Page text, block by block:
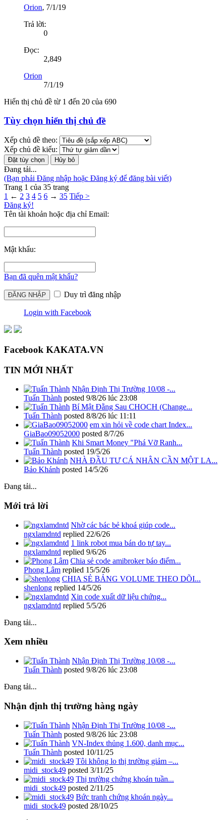
Orion, 7/1/19
Trả lời:
0
Đọc:
2,849
Orion
7/1/19
Hiển thị chủ đề từ 1 đến 20 của 690
Tùy chọn hiển thị chủ đề
Xếp chủ đề theo:
Xếp chủ đề kiểu:
Đang tải...
(Bạn phải Đăng nhập hoặc Đăng ký để đăng bài viết)
Trang 1 của 35 trang
1 ← 2 3 4 5 6 → 35 Tiếp >
Đăng ký!
Tên tài khoản hoặc địa chỉ Email:
Mật khẩu:
Bạn đã quên mật khẩu?
Duy trì đăng nhập
Login with Facebook
Facebook KAKATA.VN
TIN MỚI NHẤT
Nhận Định Thị Trường 10/08 -...
Tuấn Thành posted 9/8/26 lúc 23:08
Bí Mật Đằng Sau CHOCH (Change...
Tuấn Thành posted 8/8/26 lúc 11:11
em xin hỏi về code chart Index...
GiaBao09052000 posted 8/7/26
Khi Smart Money "Phá Vỡ Ranh...
Tuấn Thành posted 19/5/26
NHÀ ĐẦU TƯ CÁ NHÂN CẦN MỘT LA...
Bảo Khánh posted 14/5/26
Đang tải...
Mới trả lời
Nhờ các bác bẻ khoá giúp code...
ngxlamdntd replied 22/6/26
1 link robot mua bán do tự tay...
ngxlamdntd replied 9/6/26
Chia sẻ code amibroker báo điểm...
Phong Lâm replied 15/5/26
CHIA SẺ BẢNG VOLUME THEO DÕI...
shenlong replied 14/5/26
Xin code xuất dữ liệu chứng...
ngxlamdntd replied 5/5/26
Đang tải...
Xem nhiều
Nhận Định Thị Trường 10/08 -...
Tuấn Thành posted 9/8/26 lúc 23:08
Đang tải...
Nhận định thị trường hàng ngày
Nhận Định Thị Trường 10/08 -...
Tuấn Thành posted 9/8/26 lúc 23:08
VN-Index thủng 1.600, danh mục...
Tuấn Thành posted 10/11/25
Tôi không lo thị trường giảm –...
midi_stock49 posted 3/11/25
Thị trường chứng khoán tuần...
midi_stock49 posted 2/11/25
Bức tranh chứng khoán ngày...
midi_stock49 posted 28/10/25